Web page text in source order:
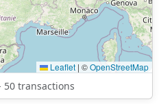
Leaflet | ©OpenStreetMap
50 transactions